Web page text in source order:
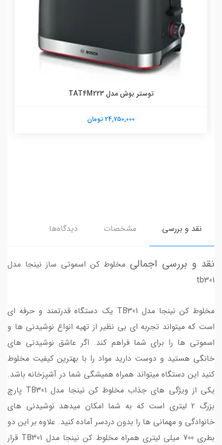
توستر بوش مدل TAT4M223
24,750,000 تومان
نقد و بررسی مشخصات دیدگاه‌ها
نقد و بررسی اجمالی مخلوط کن اسموتی ساز نینجا مدل
tb301
مخلوط کن نینجا مدل TB301 یک دستگاه قدرتمند و حرفه ای
است که میتواند تجربه ای بی نظیر از تهیه انواع نوشیدنی ها و
اسموتی ها را برای شما فراهم کند. اگر عاشق نوشیدنی های
خانگی هستید و دوست دارید مواد را با بهترین کیفیت مخلوط
کنید این دستگاه میتواند همراه همیشگی شما در آشپزخانه باشد.
یکی از ویژگی های جذاب مخلوط کن نینجا مدل TB301 پارچ
بزرگ 2 لیتری است که به شما امکان میدهد نوشیدنی های
خانوادگی و مهمانی ها را بدون دردسر آماده کنید. علاوه بر این دو
بطری 700 میلی لیتری همراه مخلوط کن نینجا مدل TB301 قرار